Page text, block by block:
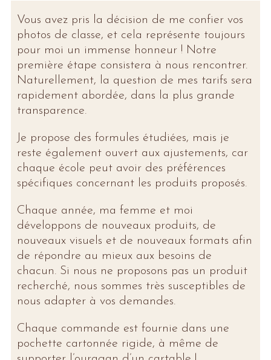
Vous avez pris la décision de me confier vos
photos de classe, et cela représente toujours
pour moi un immense honneur ! Notre
première étape consistera à nous rencontrer.
Naturellement, la question de mes tarifs sera
rapidement abordée, dans la plus grande
transparence.
Je propose des formules étudiées, mais je
reste également ouvert aux ajustements, car
chaque école peut avoir des préférences
spécifiques concernant les produits proposés.
Chaque année, ma femme et moi
développons de nouveaux produits, de
nouveaux visuels et de nouveaux formats afin
de répondre au mieux aux besoins de
chacun. Si nous ne proposons pas un produit
recherché, nous sommes très susceptibles de
nous adapter à vos demandes.
Chaque commande est fournie dans une
pochette cartonnée rigide, à même de